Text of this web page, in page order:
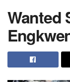
Wanted